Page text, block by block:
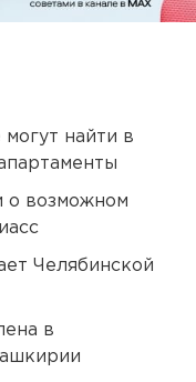
найти в
о возможном
Челябинской
в